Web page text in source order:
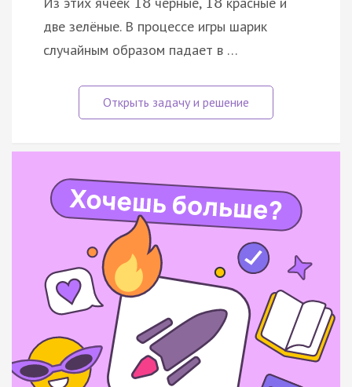
две зелёные. В процессе игры шарик
случайным образом падает в …